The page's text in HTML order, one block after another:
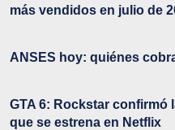
más vendidos en julio de
ANSES hoy: quiénes
GTA 6: Rockstar confirmó
que se estrena en Netflix